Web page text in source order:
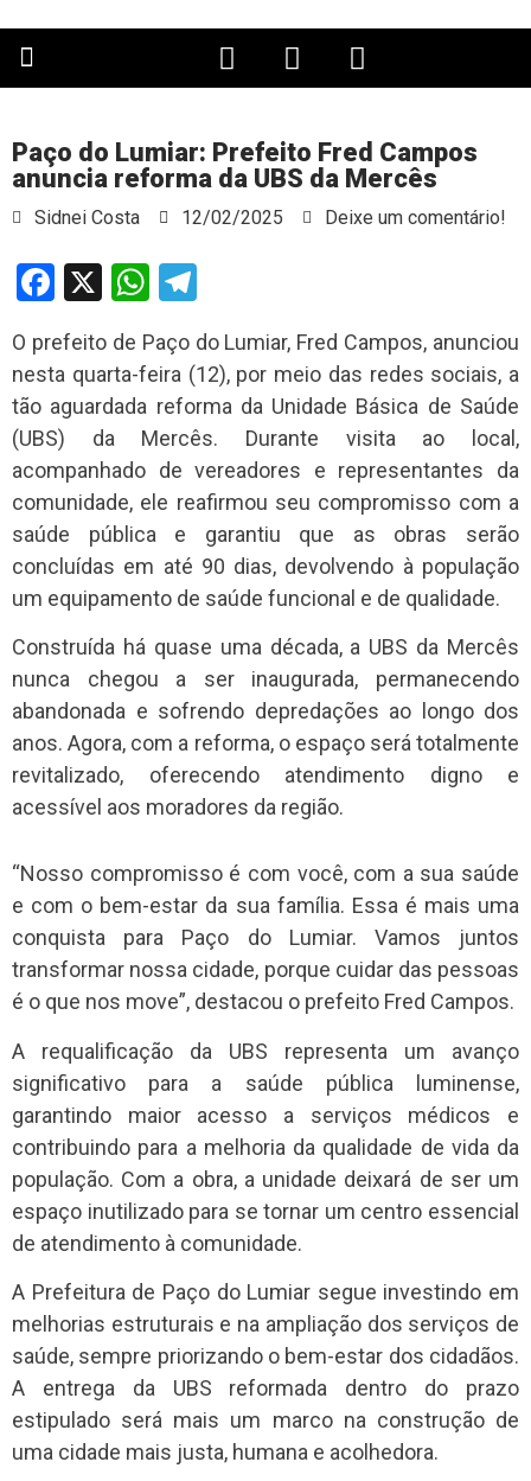
Paço do Lumiar: Prefeito Fred Campos
anuncia reforma da UBS da Mercês
Sidnei Costa 12/02/2025 Deixe um comentário!
Facebook
X WhatsApp
O prefeito de Paço do Lumiar, Fred Campos, anunciou
nesta quarta-feira (12), por meio das redes sociais, a
tão aguardada reforma da Unidade Básica de Saúde
(UBS) da Mercês. Durante visita ao local,
acompanhado de vereadores e representantes da
comunidade, ele reafirmou seu compromisso com a
saúde pública e garantiu que as obras serão
concluídas em até 90 dias, devolvendo à população
um equipamento de saúde funcional e de qualidade.
Construída há quase uma década, a UBS da Mercês
nunca chegou a ser inaugurada, permanecendo
abandonada e sofrendo depredações ao longo dos
anos. Agora, com a reforma, o espaço será totalmente
revitalizado, oferecendo atendimento digno e
acessível aos moradores da região.
“Nosso compromisso é com você, com a sua saúde
e com o bem-estar da sua família. Essa é mais uma
conquista para Paço do Lumiar. Vamos juntos
transformar nossa cidade, porque cuidar das pessoas
é o que nos move”, destacou o prefeito Fred Campos.
A requalificação da UBS representa um avanço
significativo para a saúde pública luminense,
garantindo maior acesso a serviços médicos e
contribuindo para a melhoria da qualidade de vida da
população. Com a obra, a unidade deixará de ser um
espaço inutilizado para se tornar um centro essencial
de atendimento à comunidade.
A Prefeitura de Paço do Lumiar segue investindo em
melhorias estruturais e na ampliação dos serviços de
saúde, sempre priorizando o bem-estar dos cidadãos.
A entrega da UBS reformada dentro do prazo
estipulado será mais um marco na construção de
uma cidade mais justa, humana e acolhedora.